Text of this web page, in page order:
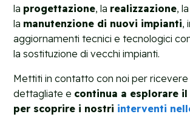
la progettazione, la realizzazione, la
la manutenzione di nuovi impianti,
aggiornamenti tecnici e tecnologici
la sostituzione di vecchi impianti.
Mettiti in contatto con noi per ricevere
dettagliate e continua a esplorare
per scoprire i nostri interventi